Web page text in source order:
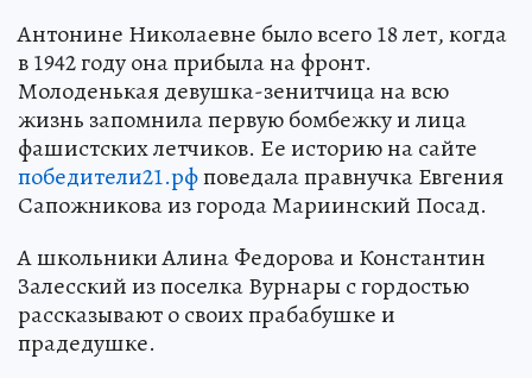
Антонине Николаевне было всего 18 лет, когда
в 1942 году она прибыла на фронт.
Молоденькая девушка-зенитчица на всю
жизнь запомнила первую бомбежку и лица
фашистских летчиков. Ее историю на сайте
победители21.рфповедала правнучка Евгения
Сапожникова из города Мариинский Посад.
А школьники Алина Федорова и Константин
Залесский из поселка Вурнары с гордостью
рассказывают о своих прабабушке и
прадедушке.